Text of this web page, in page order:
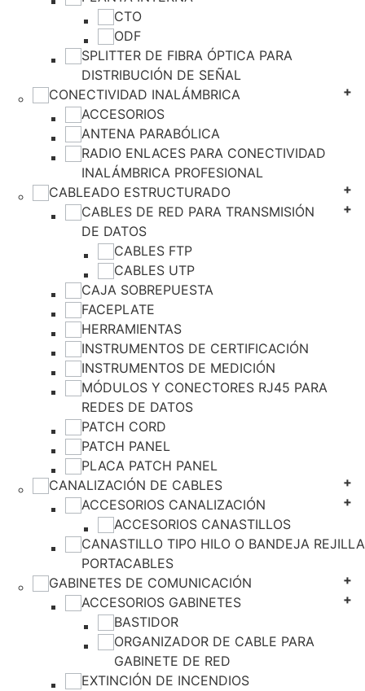
CTO
ODF
SPLITTER DE FIBRA ÓPTICA PARA
DISTRIBUCIÓN DE SEÑAL
CONECTIVIDAD INALÁMBRICA
ACCESORIOS
ANTENA PARABÓLICA
RADIO ENLACES PARA CONECTIVIDAD
INALÁMBRICA PROFESIONAL
CABLEADO ESTRUCTURADO
CABLES DE RED PARA TRANSMISIÓN
DE DATOS
CABLES FTP
CABLES UTP
CAJA SOBREPUESTA
FACEPLATE
HERRAMIENTAS
INSTRUMENTOS DE CERTIFICACIÓN
INSTRUMENTOS DE MEDICIÓN
MÓDULOS Y CONECTORES RJ45 PARA
REDES DE DATOS
PATCH CORD
PATCH PANEL
PLACA PATCH PANEL
CANALIZACIÓN DE CABLES
ACCESORIOS CANALIZACIÓN
ACCESORIOS CANASTILLOS
CANASTILLO TIPO HILO O BANDEJA REJILLA
PORTACABLES
GABINETES DE COMUNICACIÓN
ACCESORIOS GABINETES
BASTIDOR
ORGANIZADOR DE CABLE PARA
GABINETE DE RED
EXTINCIÓN DE INCENDIOS